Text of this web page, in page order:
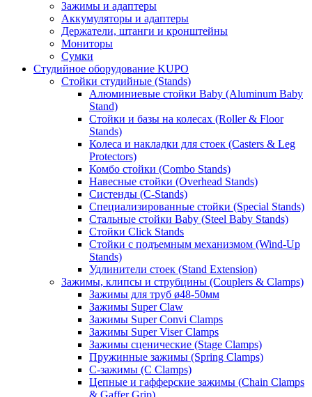
Зажимы и адаптеры
Аккумуляторы и адаптеры
Держатели, штанги и кронштейны
Мониторы
Сумки
Студийное оборудование KUPO
Стойки студийные (Stands)
Алюминиевые стойки Baby (Aluminum Baby
Stand)
Стойки и базы на колесах (Roller & Floor
Stands)
Колеса и накладки для стоек (Casters & Leg
Protectors)
Комбо стойки (Combo Stands)
Навесные стойки (Overhead Stands)
Систенды (C-Stands)
Специализированные стойки (Special Stands)
Стальные стойки Baby (Steel Baby Stands)
Стойки Click Stands
Стойки с подъемным механизмом (Wind-Up
Stands)
Удлинители стоек (Stand Extension)
Зажимы, клипсы и струбцины (Couplers & Clamps)
Зажимы для труб ø48-50мм
Зажимы Super Claw
Зажимы Super Convi Clamps
Зажимы Super Viser Clamps
Зажимы сценические (Stage Clamps)
Пружинные зажимы (Spring Clamps)
С-зажимы (C Clamps)
Цепные и гафферские зажимы (Chain Clamps
& Gaffer Grip)